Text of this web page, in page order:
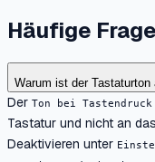
Häufige
Warum ist der
Der Ton bei Tastendruck
Tastatur und nicht an
Deaktivieren unter